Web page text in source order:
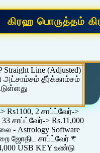
Line (Adjusted)
அட்சாம்சம் தீர்க்காம்சம்
Rs1100, 2 சாப்ட்வேர்->
சாப்ட்வேர்-> Rs.11,000
- Astrology Software
ஜோதிட சாப்ட்வேர் ₹
USB KEY உண்டு